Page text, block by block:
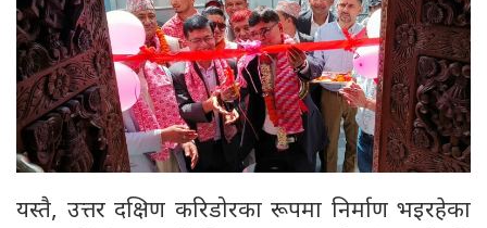
यस्तै, उत्तर दक्षिण करिडोरका रूपमा निर्माण भइरहेका